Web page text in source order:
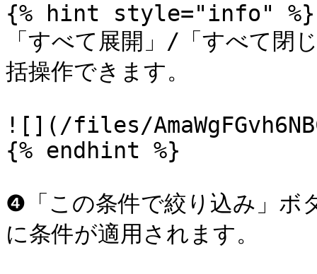
{% hint style="info" %}
「すべて展開」/「すべて閉
括操作できます。
![](/files/
{% endhint %}
❹「この条件で絞り込み」ボ
に条件が適用されます。